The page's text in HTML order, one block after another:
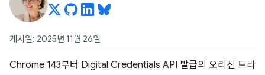
게시일: 2025년 11월 26일
Chrome 143부터 Digital Credentials API 발급의 오리진 트라